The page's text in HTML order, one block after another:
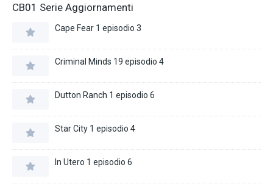
CB01 Serie Aggiornamenti
Cape Fear 1 episodio 3
Criminal Minds 19 episodio 4
Dutton Ranch 1 episodio 6
Star City 1 episodio 4
In Utero 1 episodio 6